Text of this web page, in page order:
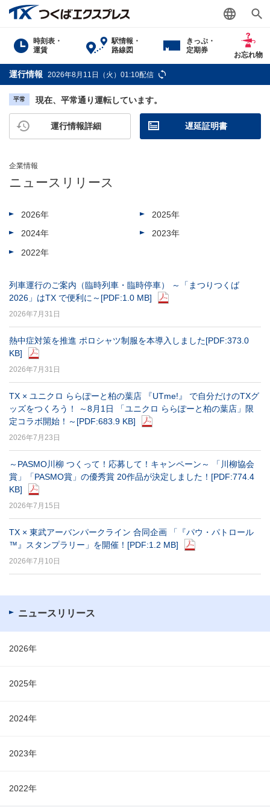
時刻表・
運賃
駅情報・
路線図
きっぷ・
定期券
お忘れ物
運行情報 2026年8月11日（火）01:10配信
平常 現在、平常通り運転しています。
運行情報詳細 遅延証明書
企業情報
ニュースリリース
2026年
2025年
2024年
2023年
2022年
2026年7月31日
列車運行のご案内（臨時列車・臨時停車） ～「まつりつくば
2026」はTX で便利に～ [PDF:1.0 MB]
2026年7月31日
熱中症対策を推進 ポロシャツ制服を本導入しました[PDF:373.0
KB]
2026年7月23日
TX × ユニクロ ららぽーと柏の葉店 『UTme!』 で自分だけのTXグ
ッズをつくろう！ ～8月1日 「ユニクロ ららぽーと柏の葉店」限
定コラボ開始！～ [PDF:683.9 KB]
2026年7月15日
～PASMO川柳 つくって！応募して！キャンペーン～ 「川柳協会
賞」「PASMO賞」の優秀賞 20作品が決定しました！ [PDF:774.4
KB]
2026年7月10日
TX × 東武アーバンパークライン 合同企画 「『パウ・パトロール
™』スタンプラリー」を開催！ [PDF:1.2 MB]
ニュースリリース
2026年
2025年
2024年
2023年
2022年